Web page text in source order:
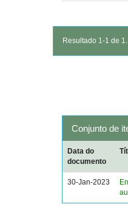
Resultado 1-1 de 1.
Conjunto de
Data do
documento
30-Jan-2023